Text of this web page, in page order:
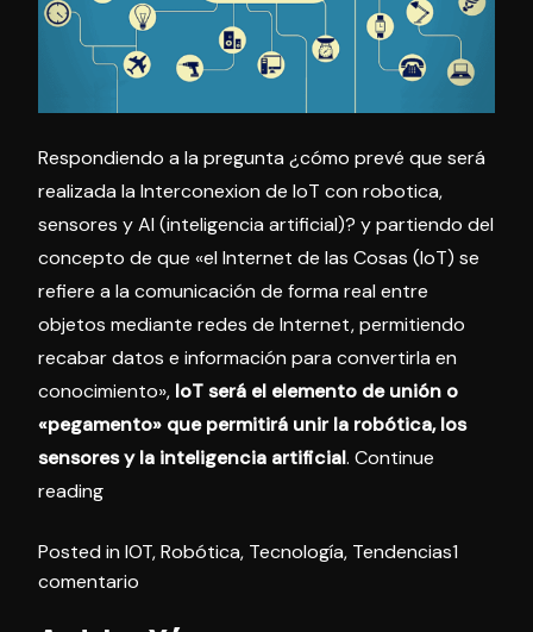
Respondiendo a la pregunta ¿cómo prevé que será
realizada la Interconexion de IoT con robotica,
sensores y AI (inteligencia artificial)? y partiendo del
concepto de que «el Internet de las Cosas (IoT) se
refiere a la comunicación de forma real entre
objetos mediante redes de Internet, permitiendo
recabar datos e información para convertirla en
conocimiento», IoT será el elemento de unión o
«pegamento» que permitirá unir la robótica, los
sensores y la inteligencia artificial. Continue
reading«Interconexion
IoT
con
robotica,
Posted in IOT,Robótica, Tecnología, Tendencias1
comentario